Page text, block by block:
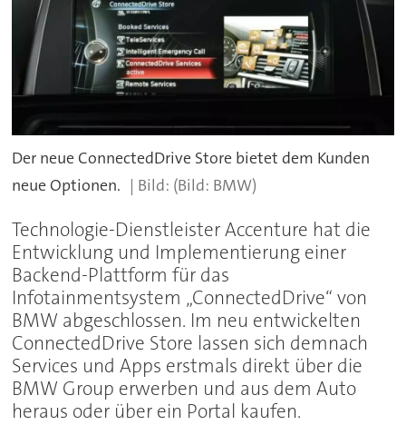
Der neue ConnectedDrive Store bietet dem Kunden
neue Optionen.
(Bild: BMW)
Technologie-Dienstleister Accenture hat die
Entwicklung und Implementierung einer
Backend-Plattform für das
Infotainmentsystem „ConnectedDrive“ von
BMW abgeschlossen. Im neu entwickelten
ConnectedDrive Store lassen sich demnach
Services und Apps erstmals direkt über die
BMW Group erwerben und aus dem Auto
heraus oder über ein Portal kaufen.